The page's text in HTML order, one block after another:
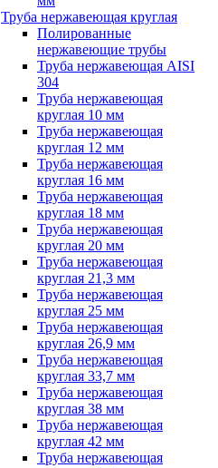
Труба нержавеющая круглая
Полированные
нержавеющие трубы
Труба нержавеющая AISI
304
Труба нержавеющая
круглая 10 мм
Труба нержавеющая
круглая 12 мм
Труба нержавеющая
круглая 16 мм
Труба нержавеющая
круглая 18 мм
Труба нержавеющая
круглая 20 мм
Труба нержавеющая
круглая 21,3 мм
Труба нержавеющая
круглая 25 мм
Труба нержавеющая
круглая 26,9 мм
Труба нержавеющая
круглая 33,7 мм
Труба нержавеющая
круглая 38 мм
Труба нержавеющая
круглая 42 мм
Труба нержавеющая